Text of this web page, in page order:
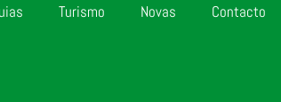
Turismo Novas Contacto